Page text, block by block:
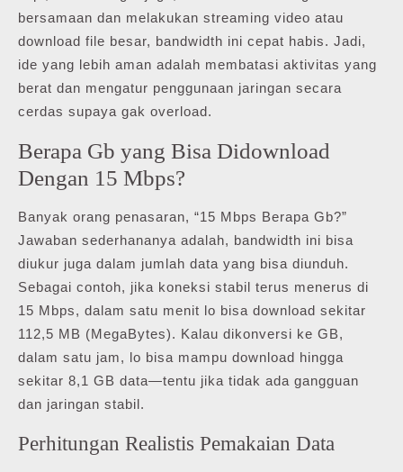
bersamaan dan melakukan streaming video atau
download file besar, bandwidth ini cepat habis. Jadi,
ide yang lebih aman adalah membatasi aktivitas yang
berat dan mengatur penggunaan jaringan secara
cerdas supaya gak overload.
Berapa Gb yang Bisa Didownload
Dengan 15 Mbps?
Banyak orang penasaran, “15 Mbps Berapa Gb?”
Jawaban sederhananya adalah, bandwidth ini bisa
diukur juga dalam jumlah data yang bisa diunduh.
Sebagai contoh, jika koneksi stabil terus menerus di
15 Mbps, dalam satu menit lo bisa download sekitar
112,5 MB (MegaBytes). Kalau dikonversi ke GB,
dalam satu jam, lo bisa mampu download hingga
sekitar 8,1 GB data—tentu jika tidak ada gangguan
dan jaringan stabil.
Perhitungan Realistis Pemakaian Data